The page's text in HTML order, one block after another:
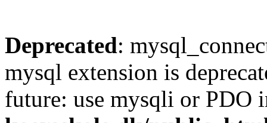
Deprecated:
mysql extension is
future: use mysqli or PDO